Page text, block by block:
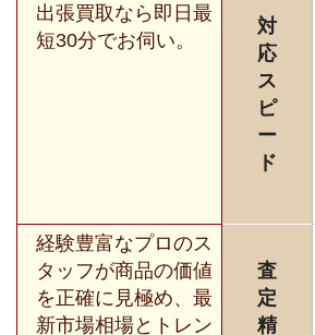
出張買取なら即日最
短30分でお伺い。
対
応
ス
ピ
ー
ド
経験豊富なプロのス
タッフが商品の価値
を正確に見極め、最
新市場相場とトレン
査
定
精